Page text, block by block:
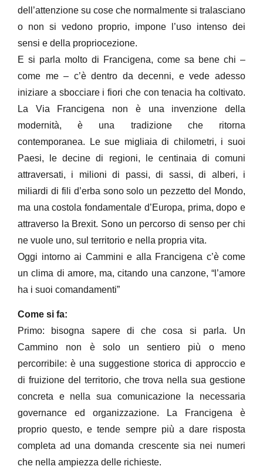
dell’attenzione su cose che normalmente si tralasciano
o non si vedono proprio, impone l’uso intenso dei
sensi e della propriocezione.
E si parla molto di Francigena, come sa bene chi –
come me – c’è dentro da decenni, e vede adesso
iniziare a sbocciare i fiori che con tenacia ha coltivato.
La Via Francigena non è una invenzione della
modernità, è una tradizione che ritorna
contemporanea. Le sue migliaia di chilometri, i suoi
Paesi, le decine di regioni, le centinaia di comuni
attraversati, i milioni di passi, di sassi, di alberi, i
miliardi di fili d’erba sono solo un pezzetto del Mondo,
ma una costola fondamentale d’Europa, prima, dopo e
attraverso la Brexit. Sono un percorso di senso per chi
ne vuole uno, sul territorio e nella propria vita.
Oggi intorno ai Cammini e alla Francigena c’è come
un clima di amore, ma, citando una canzone, “l’amore
ha i suoi comandamenti”
Come si fa:
Primo: bisogna sapere di che cosa si parla. Un
Cammino non è solo un sentiero più o meno
percorribile: è una suggestione storica di approccio e
di fruizione del territorio, che trova nella sua gestione
concreta e nella sua comunicazione la necessaria
governance ed organizzazione. La Francigena è
proprio questo, e tende sempre più a dare risposta
completa ad una domanda crescente sia nei numeri
che nella ampiezza delle richieste.